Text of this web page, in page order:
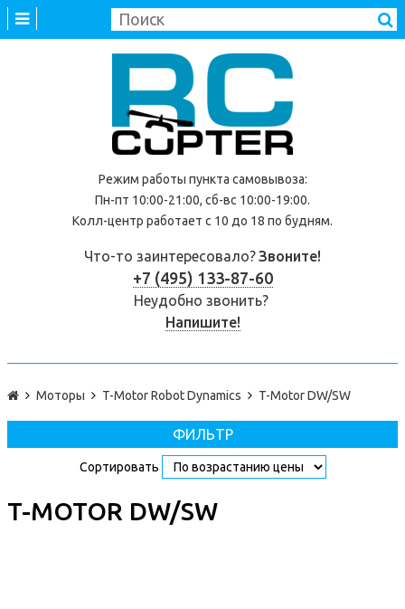
Режим работы пункта самовывоза:
Пн-пт 10:00-21:00, сб-вс 10:00-19:00.
Колл-центр работает с 10 до 18 по будням.
Что-то заинтересовало?Звоните!
+7 (495) 133-87-60
Неудобно звонить?
Напишите!
Моторы T-Motor Robot Dynamics T-Motor DW/SW
ФИЛЬТР
Сортировать
T-MOTOR DW/SW